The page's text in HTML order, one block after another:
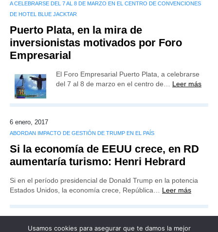
A CELEBRARSE DEL 7 AL 8 DE MARZO EN EL CENTRO DE CONVENCIONES
DE HOTEL BLUE JACKTAR
Puerto Plata, en la mira de
inversionistas motivados por Foro
Empresarial
El Foro Empresarial Puerto Plata, a celebrarse
del 7 al 8 de marzo en el centro de… Leer más
6 enero, 2017
ABORDAN IMPACTO DE GESTIÓN DE TRUMP EN EL PAÍS
Si la economía de EEUU crece, en RD
aumentaría turismo: Henri Hebrard
Si en el período presidencial de Donald Trump en la potencia
Estados Unidos, la economía crece, República… Leer más
Usamos cookies para asegurar que te damos la mejor